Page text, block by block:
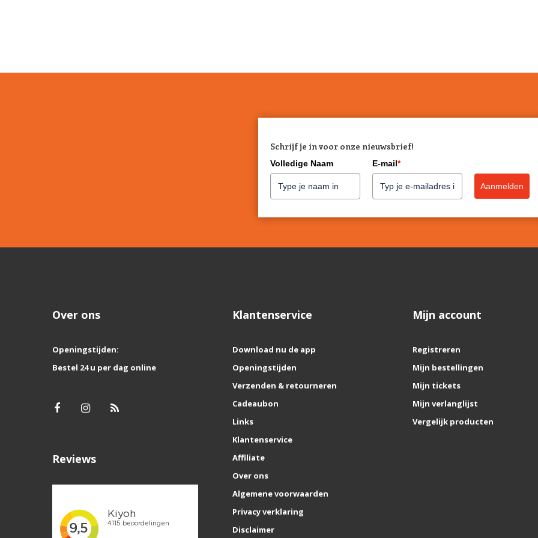
met slimme extra's zoals
De producten zijn niet alleen
het minimalistische design
Palopa is een relatief nieuw
uitgebreid assortiment en heb je
Schrijf je in voor onze nieuwsbrief!
Volledige Naam E-mail*
Aanmelden
Over ons
Openingstijden:
Bestel 24 u per dag online
Reviews
Klantenservice
Download nu de app
Openingstijden
Verzenden & retourneren
Cadeaubon
Links
Klantenservice
Affiliate
Over ons
Algemene voorwaarden
Privacy verklaring
Disclaimer
Mijn account
Registreren
Mijn bestellingen
Mijn tickets
Mijn verlanglijst
Vergelijk producten